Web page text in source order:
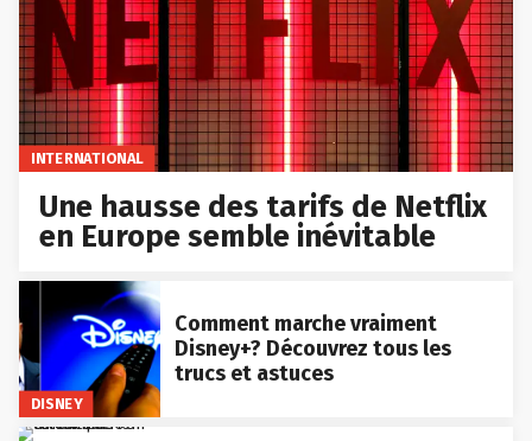
INTERNATIONAL
Une hausse des tarifs de Netflix
en Europe semble inévitable
DISNEY
Comment marche vraiment
Disney+? Découvrez tous les
trucs et astuces